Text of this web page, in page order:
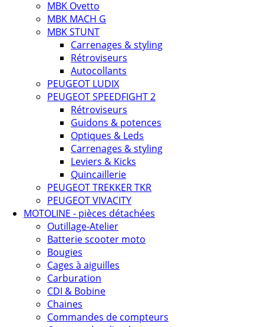
MBK Ovetto
MBK MACH G
MBK STUNT
Carrenages & styling
Rétroviseurs
Autocollants
PEUGEOT LUDIX
PEUGEOT SPEEDFIGHT 2
Rétroviseurs
Guidons & potences
Optiques & Leds
Carrenages & styling
Leviers & Kicks
Quincaillerie
PEUGEOT TREKKER TKR
PEUGEOT VIVACITY
MOTOLINE - pièces détachées
Outillage-Atelier
Batterie scooter moto
Bougies
Cages à aiguilles
Carburation
CDI & Bobine
Chaines
Commandes de compteurs